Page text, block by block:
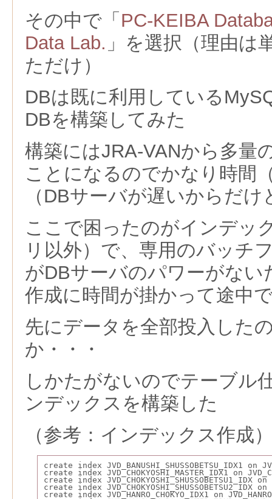
その中で「 PC-KEIBA
Data Lab. 」を選択（理由は
ただけ）
DBは既に利用している
DBを構築してみた
構築にはJRA-VANから多量
ことになるのでかなり時間
（DBサーバが遅いからだけ
ここで困ったのがインデッ
リ以外）で、専用のバッチ
がDBサーバのパワーがな
作成に時間が掛かって途中
先にデータを全部投入した
か・・・
しかたがないのでテーブル
ンデックスを構築した
（参考：インデックス作成
create index JVD_BANUSHI_SHUSSOBETSU_IDX1 on
create index JVD_CHOKYOSHI_MASTER_IDX1 on
create index JVD_CHOKYOSHI_SHUSSOBETSU1_IDX on
create index JVD_CHOKYOSHI_SHUSSOBETSU2_IDX on
create index JVD_HANRO_CHOKYO_IDX1 on